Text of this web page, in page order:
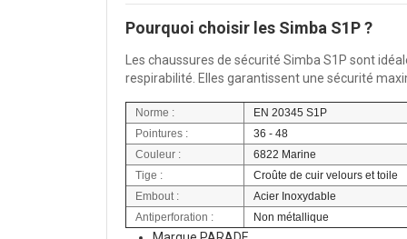
Pourquoi choisir les Simba S1P ?
Les chaussures de sécurité Simba S1P sont
respirabilité. Elles garantissent une sécurité
Norme :
EN 20345 S1P
Pointures :
36 - 48
Couleur :
6822 Marine
Tige :
Croûte de cuir velours et toile
Embout :
Acier Inoxydable
Antiperforation :
Non métallique